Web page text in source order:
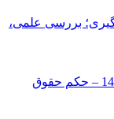
بررسی علمی،
مقایسه درآمد معلم و پزشک در سال 1404 – حکم حقوق